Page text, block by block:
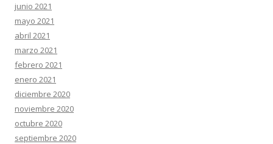
junio 2021
mayo 2021
abril 2021
marzo 2021
febrero 2021
enero 2021
diciembre 2020
noviembre 2020
octubre 2020
septiembre 2020